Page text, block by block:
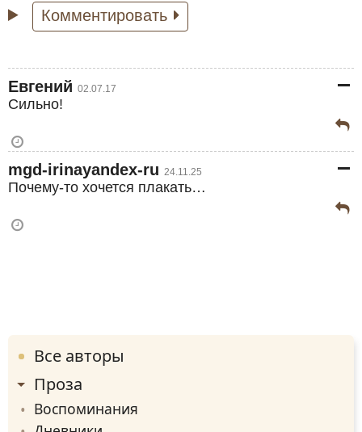
Комментировать
Евгений 02.07.17
Сильно!
mgd-irinayandex-ru 24.11.25
Почему-то хочется плакать…
Все авторы
Проза
Воспоминания